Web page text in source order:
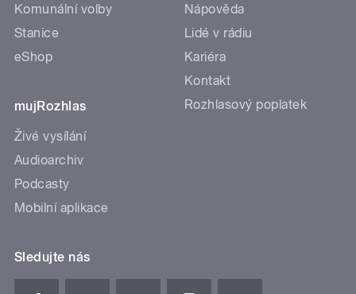
Komunální volby
Stanice
eShop
mujRozhlas
Živé vysílání
Audioarchiv
Podcasty
Mobilní aplikace
Nápověda
Lidé v rádiu
Kariéra
Kontakt
Rozhlasový poplatek
Sledujte nás